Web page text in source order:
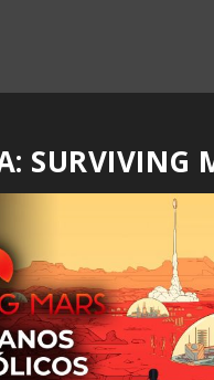
SURVIVING